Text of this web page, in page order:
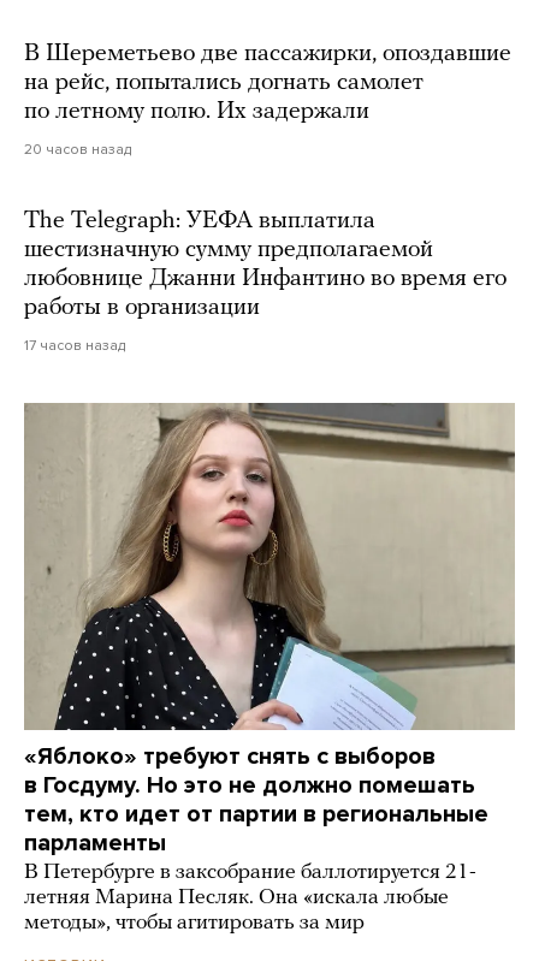
В Шереметьево две пассажирки, опоздавшие
на рейс, попытались догнать самолет
по летному полю. Их задержали
20 часов назад
The Telegraph: УЕФА выплатила
шестизначную сумму предполагаемой
любовнице Джанни Инфантино во время его
работы в организации
17 часов назад
«Яблоко» требуют снять с выборов
в Госдуму. Но это не должно помешать
тем, кто идет от партии в региональные
парламенты
В Петербурге в заксобрание баллотируется 21-
летняя Марина Песляк. Она «искала любые
методы», чтобы агитировать за мир